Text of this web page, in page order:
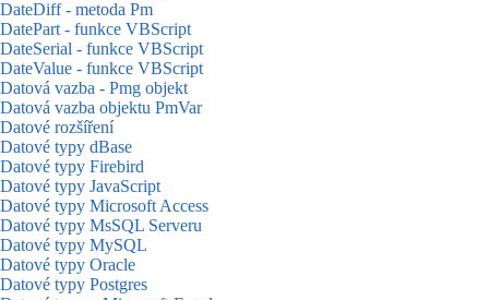
DateDiff - metoda Pm
DatePart - funkce VBScript
DateSerial - funkce VBScript
DateValue - funkce VBScript
Datová vazba - Pmg objekt
Datová vazba objektu PmVar
Datové rozšíření
Datové typy dBase
Datové typy Firebird
Datové typy JavaScript
Datové typy Microsoft Access
Datové typy MsSQL Serveru
Datové typy MySQL
Datové typy Oracle
Datové typy Postgres